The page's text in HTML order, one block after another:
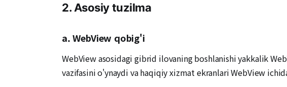
2. Asosiy tuzilma
a. WebView qobig'i
WebView asosidagi gibrid ilovaning boshlanishi yakkalik
vazifasini o'ynaydi va haqiqiy xizmat ekranlari WebView